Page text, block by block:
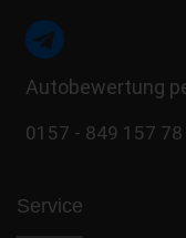
Autobewertung
0157 - 849 157 78
Service